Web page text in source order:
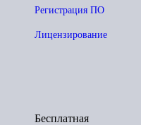
Регистрация ПО
Лицензирование
Бесплатная